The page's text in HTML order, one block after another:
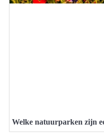
Welke natuurparken zijn